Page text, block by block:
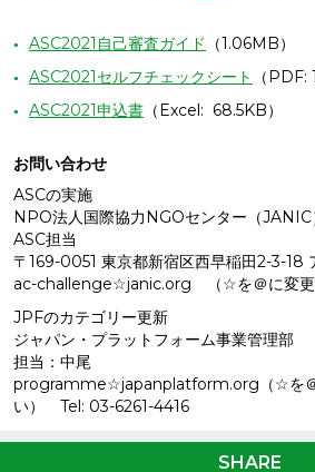
ASC2021自己審査ガイド
（1.06MB）
ASC2021セルフチェックシート
（PDF:
ASC2021申込書 （Excel: 68.5KB）
お問い合わせ
ASCの実施
NPO法人国際協力NGOセンター（JANIC
ASC担当
〒169-0051 東京都新宿区西早稲田2-3-18
ac-challenge☆janic.org （☆を＠に変更
JPFのカテゴリー更新
ジャパン・プラットフォーム事業管理部
担当：中尾
programme☆japanplatform.org（☆を＠
い） Tel: 03-6261-4416
SHARE